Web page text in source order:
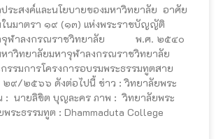
ระสงค์และนโยบายของมหาวิทยาลัย อาศัย
นมาตรา ๑๙ (๑๓) แห่งพระราชบัญญัติ
าจุฬาลงกรณราชวิทยาลัย พ.ศ. ๒๕๔๐
าวิทยาลัยมหาจุฬาลงกรณราชวิทยาลัย
รรมการโครงการอบรมพระธรรมทูตสาย
๒๙/๒๕๖๖ ดังต่อไปนี้ ข่าว : วิทยาลัยพระ
: นายลิขิต บุญละคร ภาพ : วิทยาลัยพระ
ระธรรมทูต : Dhammaduta College